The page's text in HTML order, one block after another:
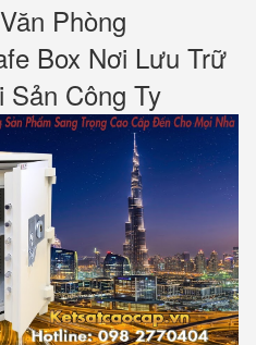
Phòng
Box Nơi Lưu Trữ
Sản Công Ty